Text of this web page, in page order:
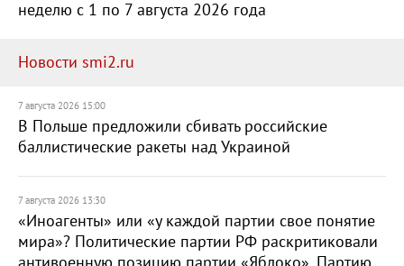
неделю с 1 по 7 августа 2026 года
Новости smi2.ru
7 августа 2026 15:00
В Польше предложили сбивать российские
баллистические ракеты над Украиной
7 августа 2026 13:30
«Иноагенты» или «у каждой партии свое понятие
мира»? Политические партии РФ раскритиковали